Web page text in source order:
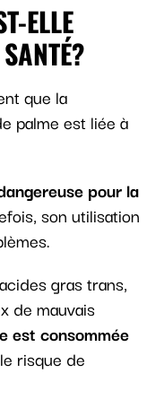
ELLE
que la
palme est liée à
pour la
son utilisation
gras trans,
de mauvais
est consommée
risque de